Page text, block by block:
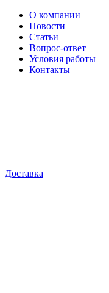
О компании
Новости
Статьи
Вопрос-ответ
Условия работы
Контакты
Доставка